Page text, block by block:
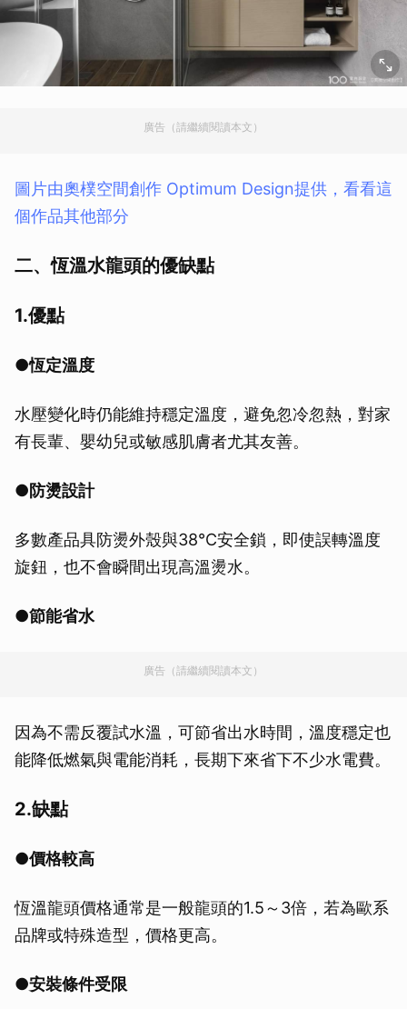
廣告（請繼續閱讀本文）
圖片由奧樸空間創作 Optimum Design提供，看看這
個作品其他部分
二、恆溫水龍頭的優缺點
1.優點
●恆定溫度
水壓變化時仍能維持穩定溫度，避免忽冷忽熱，對家
有長輩、嬰幼兒或敏感肌膚者尤其友善。
●防燙設計
多數產品具防燙外殼與38°C安全鎖，即使誤轉溫度
旋鈕，也不會瞬間出現高溫燙水。
●節能省水
廣告（請繼續閱讀本文）
因為不需反覆試水溫，可節省出水時間，溫度穩定也
能降低燃氣與電能消耗，長期下來省下不少水電費。
2.缺點
●價格較高
恆溫龍頭價格通常是一般龍頭的1.5～3倍，若為歐系
品牌或特殊造型，價格更高。
●安裝條件受限